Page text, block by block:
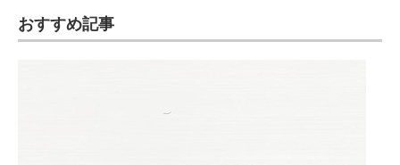
おすすめ記事